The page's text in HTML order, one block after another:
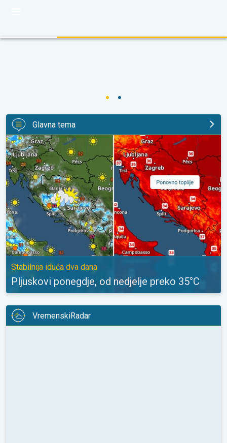
Glavna tema
Pljuskovi ponegdje, od nedjelje preko 35°C. Stabilnija iduća
Stabilnija iduća dva dana
Pljuskovi ponegdje, od nedjelje preko 35°C
VremenskiRadar